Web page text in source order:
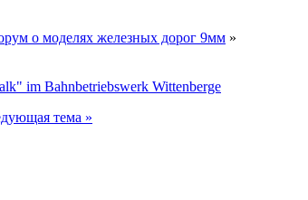
о моделях железных дорог 9мм »
im Bahnbetriebswerk Wittenberge
тема »